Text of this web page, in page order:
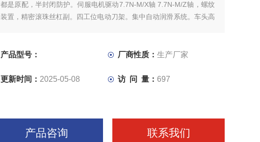
都是原配，半封闭防护。伺服电机驱动7.7N-M/X轴 7.7N-M/Z轴，螺纹
装置，精密滚珠丝杠副。四工位电动刀架。集中自动润滑系统。车头高
产品型号： 厂商性质： 生产厂家
更新时间： 2025-05-08 访 问 量： 697
产品咨询 联系我们